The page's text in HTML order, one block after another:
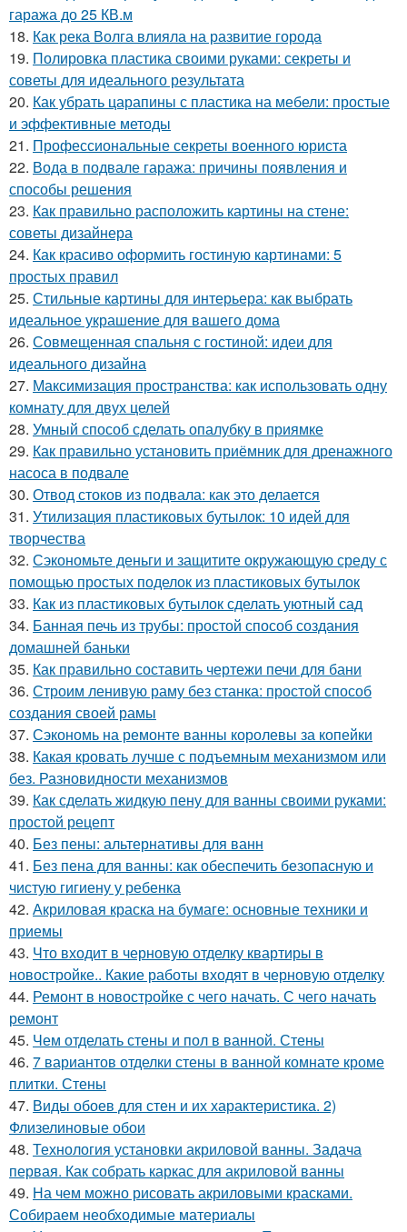
гаража до 25 КВ.м
18. Как река Волга влияла на развитие города
19. Полировка пластика своими руками: секреты и
советы для идеального результата
20. Как убрать царапины с пластика на мебели: простые
и эффективные методы
21. Профессиональные секреты военного юриста
22. Вода в подвале гаража: причины появления и
способы решения
23. Как правильно расположить картины на стене:
советы дизайнера
24. Как красиво оформить гостиную картинами: 5
простых правил
25. Стильные картины для интерьера: как выбрать
идеальное украшение для вашего дома
26. Совмещенная спальня с гостиной: идеи для
идеального дизайна
27. Максимизация пространства: как использовать одну
комнату для двух целей
28. Умный способ сделать опалубку в приямке
29. Как правильно установить приёмник для дренажного
насоса в подвале
30. Отвод стоков из подвала: как это делается
31. Утилизация пластиковых бутылок: 10 идей для
творчества
32. Сэкономьте деньги и защитите окружающую среду с
помощью простых поделок из пластиковых бутылок
33. Как из пластиковых бутылок сделать уютный сад
34. Банная печь из трубы: простой способ создания
домашней баньки
35. Как правильно составить чертежи печи для бани
36. Строим ленивую раму без станка: простой способ
создания своей рамы
37. Сэкономь на ремонте ванны королевы за копейки
38. Какая кровать лучше с подъемным механизмом или
без. Разновидности механизмов
39. Как сделать жидкую пену для ванны своими руками:
простой рецепт
40. Без пены: альтернативы для ванн
41. Без пена для ванны: как обеспечить безопасную и
чистую гигиену у ребенка
42. Акриловая краска на бумаге: основные техники и
приемы
43. Что входит в черновую отделку квартиры в
новостройке.. Какие работы входят в черновую отделку
44. Ремонт в новостройке с чего начать. С чего начать
ремонт
45. Чем отделать стены и пол в ванной. Стены
46. 7 вариантов отделки стены в ванной комнате кроме
плитки. Стены
47. Виды обоев для стен и их характеристика. 2)
Флизелиновые обои
48. Технология установки акриловой ванны. Задача
первая. Как собрать каркас для акриловой ванны
49. На чем можно рисовать акриловыми красками.
Собираем необходимые материалы